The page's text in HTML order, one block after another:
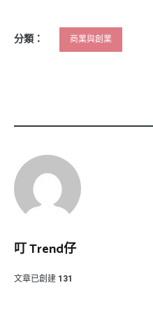
分類： 商業與創業
叮 Trend仔
文章已創建 131